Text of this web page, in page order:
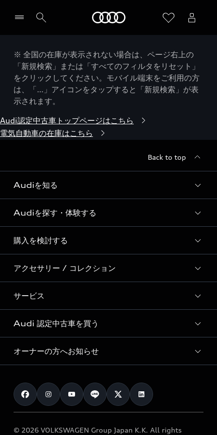
※ 全国の在庫が表示されない場合は、ページ右上の
「新規検索」または「すべてのフィルタをリセット」
をクリックしてください。モバイル端末をご利用の方
は、「…」アイコンをタップすると「新規検索」が表
示されます。
Audi認定中古車トップページはこちら
電気自動車の在庫はこちら
Back to top
Audiを知る
Audi ブランド
Story of Progress
Audi Sport
Formula 1®
デジタルサービス
Audiを探す・体験する
ディーラー検索
新車在庫検索
試乗車・展示車検索
見積り依頼
試乗予約
購入を検討する
モデル一覧
特別仕様モデル / 限定モデル
e-tronラインアップ
価格シミュレーション
車両比較
カタログ一覧
アクセサリー / コレクション
純正アクセサリー
オンラインショップ
Audi collection
アウディナビアプリ
サービス
サービス入庫予約
サービスプログラム
メンテナンス
車検 / 定期点検
e-tronアフターサポート
Audi 認定中古車を買う
Audi認定中古車
クオリティ
保証
メンテナンス
オーナーの方へお知らせ
お知らせ
オーナー様向けキャンペーン
© 2026 VOLKSWAGEN Group Japan K.K. All rights